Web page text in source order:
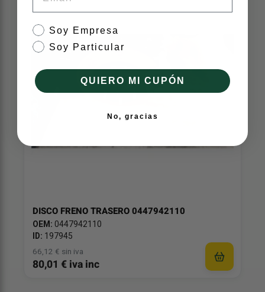
DISCO FRENO TRASERO 0447942110
OEM: 0447942110
ID: 197945
66,12 € sin iva
80,01 € iva inc
tipo de cliente
Soy Empresa
Soy Particular
QUIERO MI CUPÓN
No, gracias